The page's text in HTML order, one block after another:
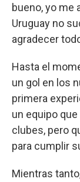
bueno, yo me
Uruguay no
agradecer
Hasta el
un gol en los
primera
un equipo
clubes, pero
para cumplir
Mientras